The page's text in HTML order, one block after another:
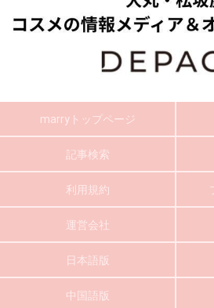
marryトップページ
記事検索
利用規約
運営会社
日本語版
中国語版